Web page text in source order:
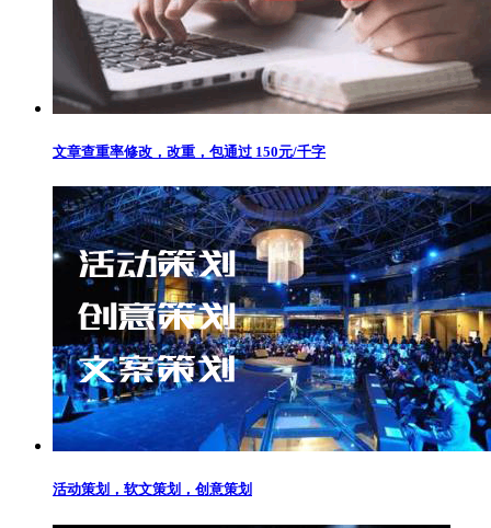
文章查重率修改，改重，包通过 150元/千字
活动策划，软文策划，创意策划